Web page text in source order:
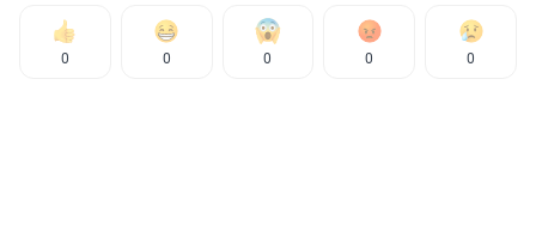
0 0 0 0 0